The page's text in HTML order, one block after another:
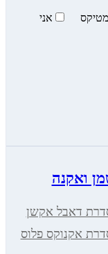
אני
ואקנה
דאבל אקשן
אקנוקס פלוס